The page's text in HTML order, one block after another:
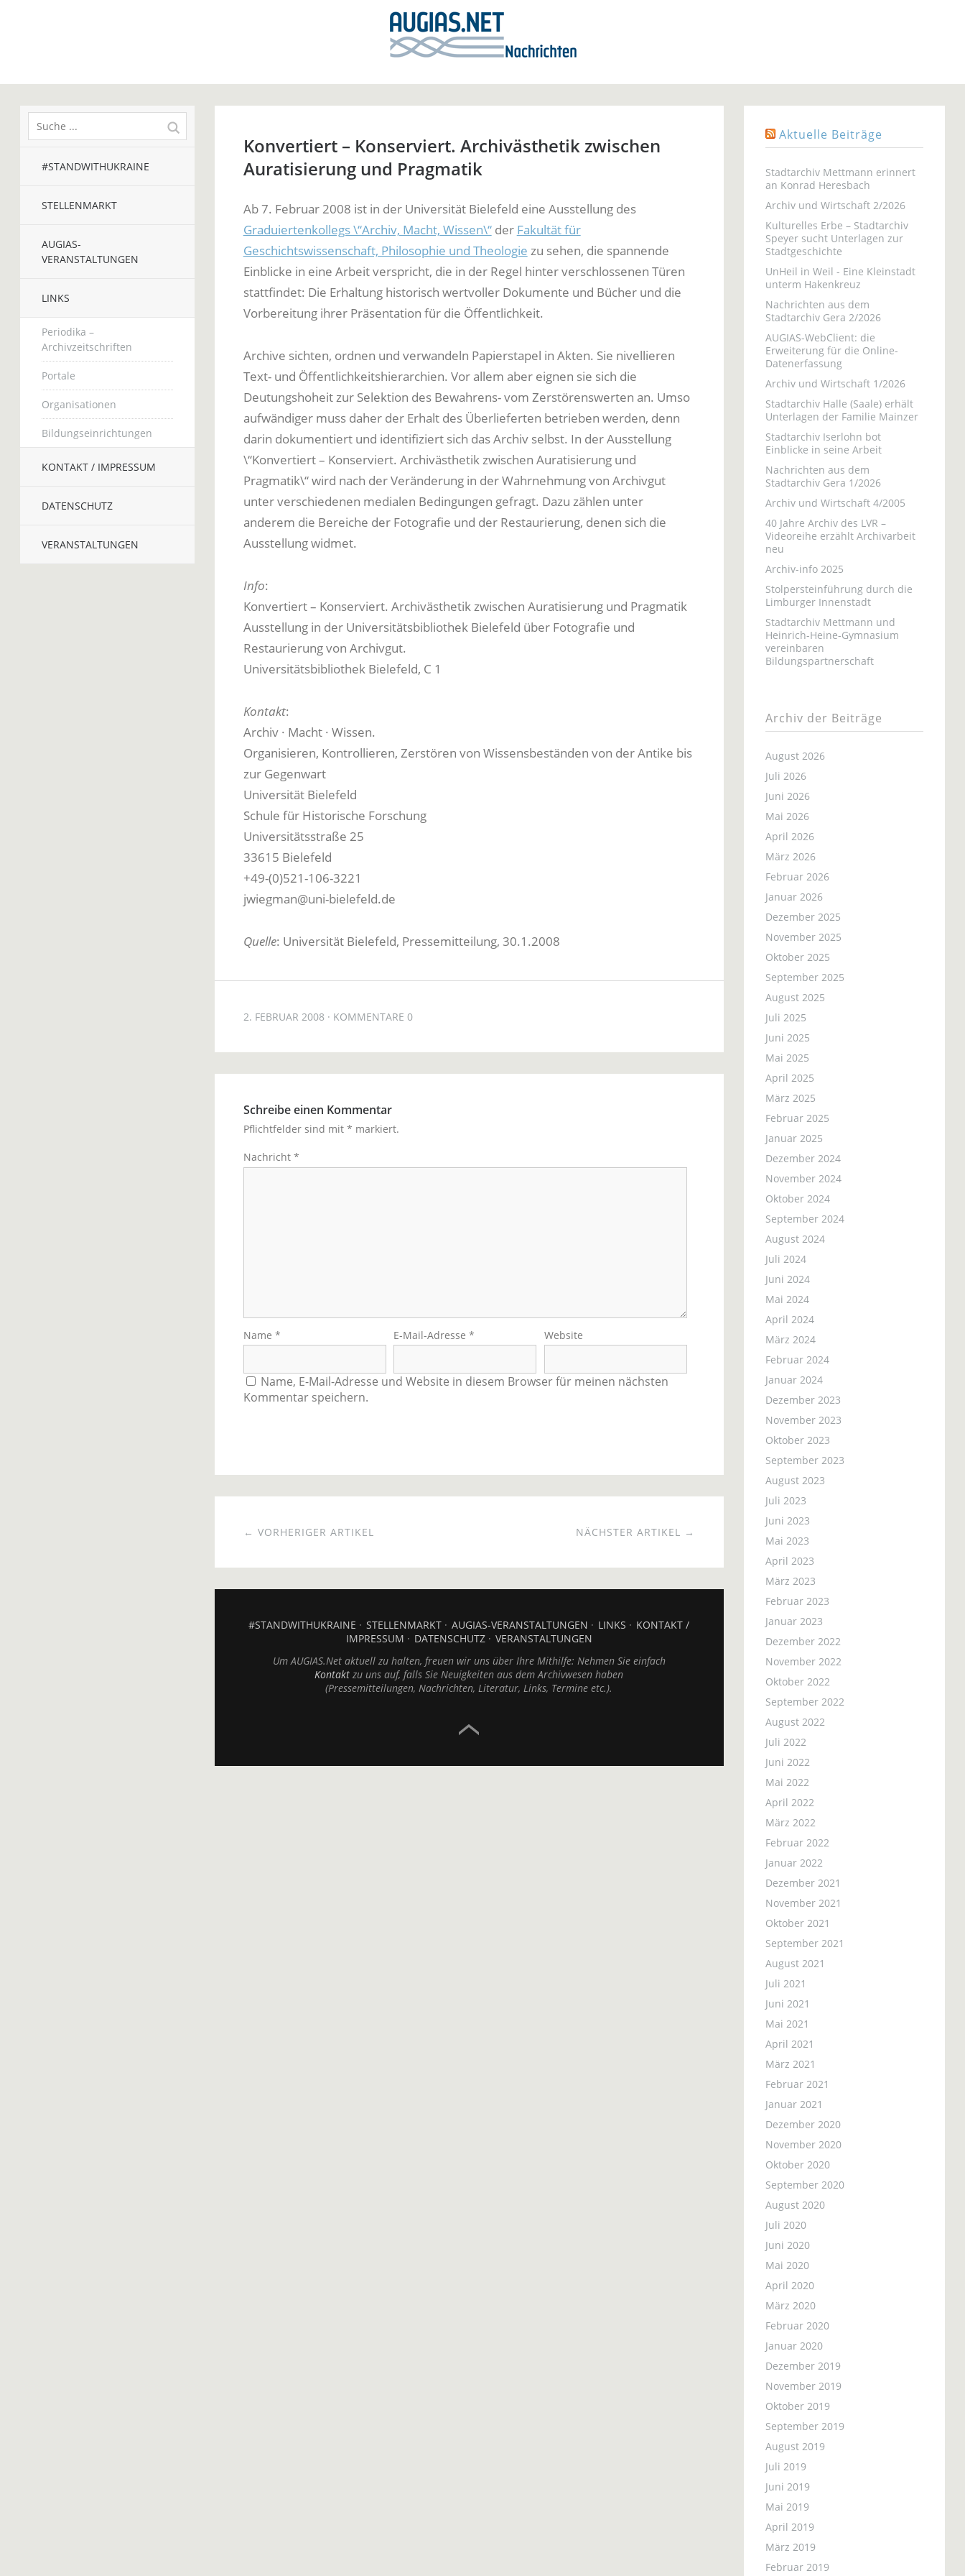
#STANDWITHUKRAINE
STELLENMARKT
AUGIAS-
VERANSTALTUNGEN
LINKS
Periodika –
Archivzeitschriften
Portale
Organisationen
Bildungseinrichtungen
KONTAKT / IMPRESSUM
DATENSCHUTZ
VERANSTALTUNGEN
Konvertiert – Konserviert. Archivästhetik zwischen
Auratisierung und Pragmatik
Ab 7. Februar 2008 ist in der Universität Bielefeld eine Ausstellung des
Graduiertenkollegs \“Archiv, Macht, Wissen\“der Fakultät für
Geschichtswissenschaft, Philosophie und Theologie zu sehen, die spannende
Einblicke in eine Arbeit verspricht, die in der Regel hinter verschlossenen Türen
stattfindet: Die Erhaltung historisch wertvoller Dokumente und Bücher und die
Vorbereitung ihrer Präsentation für die Öffentlichkeit.
Archive sichten, ordnen und verwandeln Papierstapel in Akten. Sie nivellieren
Text- und Öffentlichkeitshierarchien. Vor allem aber eignen sie sich die
Deutungshoheit zur Selektion des Bewahrens- vom Zerstörenswerten an. Umso
aufwändiger muss daher der Erhalt des Überlieferten betrieben werden, denn
darin dokumentiert und identifiziert sich das Archiv selbst. In der Ausstellung
\“Konvertiert – Konserviert. Archivästhetik zwischen Auratisierung und
Pragmatik\“ wird nach der Veränderung in der Wahrnehmung von Archivgut
unter verschiedenen medialen Bedingungen gefragt. Dazu zählen unter
anderem die Bereiche der Fotografie und der Restaurierung, denen sich die
Ausstellung widmet.
Info:
Konvertiert – Konserviert. Archivästhetik zwischen Auratisierung und Pragmatik
Ausstellung in der Universitätsbibliothek Bielefeld über Fotografie und
Restaurierung von Archivgut.
Universitätsbibliothek Bielefeld, C 1
Kontakt:
Archiv · Macht · Wissen.
Organisieren, Kontrollieren, Zerstören von Wissensbeständen von der Antike bis
zur Gegenwart
Universität Bielefeld
Schule für Historische Forschung
Universitätsstraße 25
33615 Bielefeld
+49-(0)521-106-3221
jwiegman@uni-bielefeld.de
Quelle: Universität Bielefeld, Pressemitteilung, 30.1.2008
2. FEBRUAR 2008 KOMMENTARE 0
Schreibe einen Kommentar
Pflichtfelder sind mit * markiert.
Nachricht *
Name * E-Mail-Adresse* Website
Name, E-Mail-Adresse und Website in diesem Browser für meinen nächsten
Kommentar speichern.
NÄCHSTER ARTIKEL →
← VORHERIGER ARTIKEL
#STANDWITHUKRAINE STELLENMARKT AUGIAS-VERANSTALTUNGEN LINKS
KONTAKT /
IMPRESSUM
DATENSCHUTZ
VERANSTALTUNGEN
Um AUGIAS.Net aktuell zu halten, freuen wir uns über Ihre Mithilfe: Nehmen Sie einfach
Kontakt zu uns auf, falls Sie Neuigkeiten aus dem Archivwesen haben
(Pressemitteilungen, Nachrichten, Literatur, Links, Termine etc.).
Aktuelle Beiträge
Stadtarchiv Mettmann erinnert
an Konrad Heresbach
Archiv und Wirtschaft 2/2026
Kulturelles Erbe – Stadtarchiv
Speyer sucht Unterlagen zur
Stadtgeschichte
UnHeil in Weil - Eine Kleinstadt
unterm Hakenkreuz
Nachrichten aus dem
Stadtarchiv Gera 2/2026
AUGIAS-WebClient: die
Erweiterung für die Online-
Datenerfassung
Archiv und Wirtschaft 1/2026
Stadtarchiv Halle (Saale) erhält
Unterlagen der Familie Mainzer
Stadtarchiv Iserlohn bot
Einblicke in seine Arbeit
Nachrichten aus dem
Stadtarchiv Gera 1/2026
Archiv und Wirtschaft 4/2005
40 Jahre Archiv des LVR –
Videoreihe erzählt Archivarbeit
neu
Archiv-info 2025
Stolpersteinführung durch die
Limburger Innenstadt
Stadtarchiv Mettmann und
Heinrich-Heine-Gymnasium
vereinbaren
Bildungspartnerschaft
Archiv der Beiträge
August 2026
Juli 2026
Juni 2026
Mai 2026
April 2026
März 2026
Februar 2026
Januar 2026
Dezember 2025
November 2025
Oktober 2025
September 2025
August 2025
Juli 2025
Juni 2025
Mai 2025
April 2025
März 2025
Februar 2025
Januar 2025
Dezember 2024
November 2024
Oktober 2024
September 2024
August 2024
Juli 2024
Juni 2024
Mai 2024
April 2024
März 2024
Februar 2024
Januar 2024
Dezember 2023
November 2023
Oktober 2023
September 2023
August 2023
Juli 2023
Juni 2023
Mai 2023
April 2023
März 2023
Februar 2023
Januar 2023
Dezember 2022
November 2022
Oktober 2022
September 2022
August 2022
Juli 2022
Juni 2022
Mai 2022
April 2022
März 2022
Februar 2022
Januar 2022
Dezember 2021
November 2021
Oktober 2021
September 2021
August 2021
Juli 2021
Juni 2021
Mai 2021
April 2021
März 2021
Februar 2021
Januar 2021
Dezember 2020
November 2020
Oktober 2020
September 2020
August 2020
Juli 2020
Juni 2020
Mai 2020
April 2020
März 2020
Februar 2020
Januar 2020
Dezember 2019
November 2019
Oktober 2019
September 2019
August 2019
Juli 2019
Juni 2019
Mai 2019
April 2019
März 2019
Februar 2019